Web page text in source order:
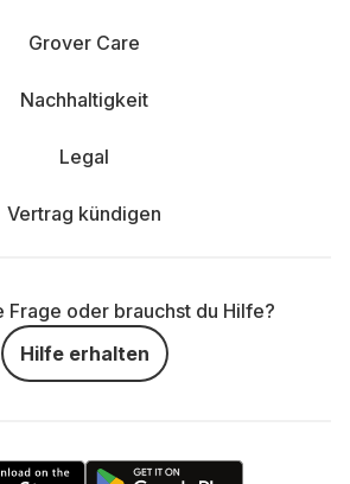
Grover Care
Nachhaltigkeit
Legal
Vertrag kündigen
Frage oder brauchst du Hilfe?
Hilfe erhalten